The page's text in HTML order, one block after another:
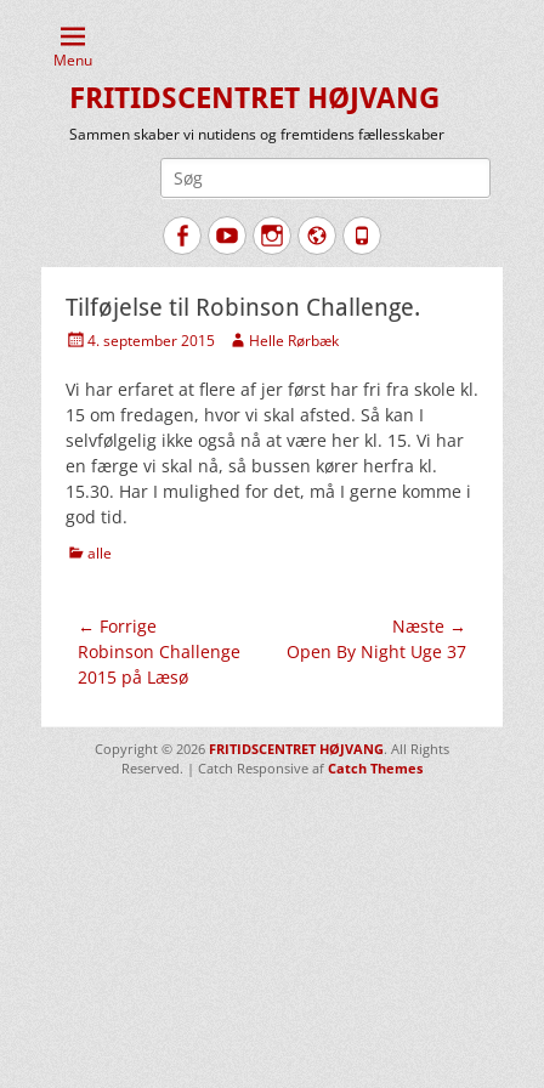
Menu
FRITIDSCENTRET HØJVANG
Sammen skaber vi nutidens og fremtidens fællesskaber
FacebookYouTubeInstagram
Website
Tlf.
Tilføjelse til Robinson Challenge.
Udgivet
4. september 2015 Forfatter
Helle Rørbæk
Vi har erfaret at flere af jer først har fri fra skole kl.
15 om fredagen, hvor vi skal afsted. Så kan I
selvfølgelig ikke også nå at være her kl. 15. Vi har
en færge vi skal nå, så bussen kører herfra kl.
15.30. Har I mulighed for det, må I gerne komme i
god tid.
kategorier
alle
Indlægsnavigation
← Forrige
Forrige
indlæg:
Robinson Challenge
2015 på Læsø
Næste →
Næste
Open By Night Uge 37
Copyright © 2026 FRITIDSCENTRET HØJVANG. All Rights
Reserved. | Catch Responsive af Catch Themes